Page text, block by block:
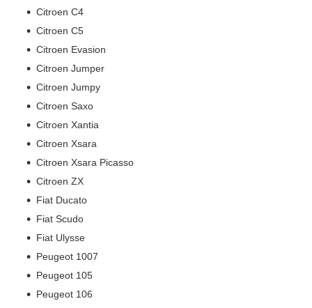
Citroen C4
Citroen C5
Citroen Evasion
Citroen Jumper
Citroen Jumpy
Citroen Saxo
Citroen Xantia
Citroen Xsara
Citroen Xsara Picasso
Citroen ZX
Fiat Ducato
Fiat Scudo
Fiat Ulysse
Peugeot 1007
Peugeot 105
Peugeot 106